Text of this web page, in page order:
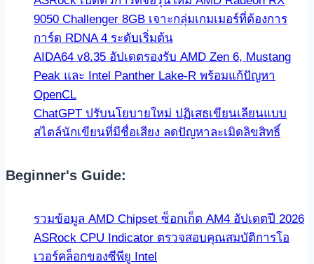
9050 Challenger 8GB เจาะกลุ่มเกมเมอร์ที่ต้องการ
การ์ด RDNA 4 ระดับเริ่มต้น
AIDA64 v8.35 อัปเดตรองรับ AMD Zen 6, Mustang
Peak และ Intel Panther Lake-R พร้อมแก้ปัญหา
OpenCL
ChatGPT ปรับนโยบายใหม่ ปฏิเสธเขียนเลียนแบบ
สไตล์นักเขียนที่มีชื่อเสียง ลดปัญหาละเมิดลิขสิทธิ์
Beginner's Guide:
รวมข้อมูล AMD Chipset ซ็อกเก็ต AM4 อัปเดตปี 2026
ASRock CPU Indicator ตรวจสอบคุณสมบัติการโอ
เวอร์คล็อกของซีพียู Intel